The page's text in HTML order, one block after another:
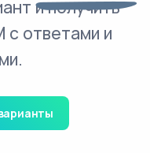
и получить
с ответами и